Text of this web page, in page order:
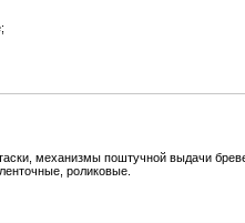
механизмы поштучной выдачи
роликовые.